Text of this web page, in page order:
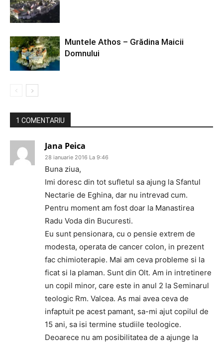
Muntele Athos – Grădina Maicii
Domnului
1 COMENTARIU
Jana Peica
28 ianuarie 2016 La 9:46
Buna ziua,
Imi doresc din tot sufletul sa ajung la Sfantul
Nectarie de Eghina, dar nu intrevad cum.
Pentru moment am fost doar la Manastirea
Radu Voda din Bucuresti.
Eu sunt pensionara, cu o pensie extrem de
modesta, operata de cancer colon, in prezent
fac chimioterapie. Mai am ceva probleme si la
ficat si la plaman. Sunt din Olt. Am in intretinere
un copil minor, care este in anul 2 la Seminarul
teologic Rm. Valcea. As mai avea ceva de
infaptuit pe acest pamant, sa-mi ajut copilul de
15 ani, sa isi termine studiile teologice.
Deoarece nu am posibilitatea de a ajunge la